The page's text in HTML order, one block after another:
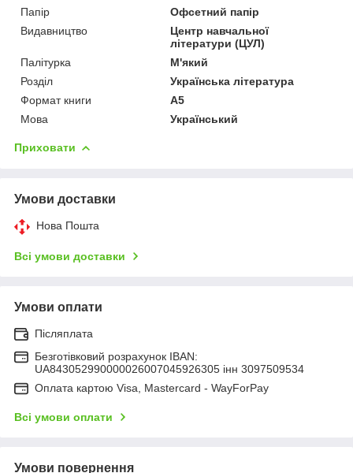
Папір
Офсетний папір
Видавництво
Центр навчальної
літератури (ЦУЛ)
Палітурка
М'який
Розділ
Українська література
Формат книги
А5
Мова
Український
Приховати
Умови доставки
Нова Пошта
Всі умови доставки
Умови оплати
Післяплата
Безготівковий розрахунок IBAN:
UA843052990000026007045926305 інн 3097509534
Оплата картою Visa, Mastercard - WayForPay
Всі умови оплати
Умови повернення